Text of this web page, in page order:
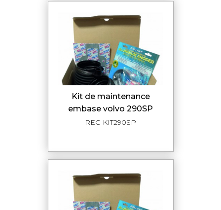
kit de maintenance
embase volvo 290SP
REC-KIT290SP